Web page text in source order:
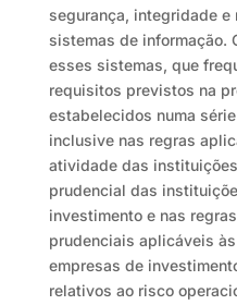
segurança, integridade
sistemas de informação.
esses sistemas, que
requisitos previstos na
estabelecidos numa
inclusive nas regras
atividade das
prudencial das
investimento e nas
prudenciais aplicáveis
empresas de
relativos ao risco